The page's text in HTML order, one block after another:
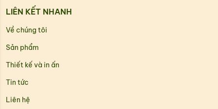
LIÊN KẾT NHANH
Về chúng tôi
Sản phẩm
Thiết kế và in ấn
Tin tức
Liên hệ